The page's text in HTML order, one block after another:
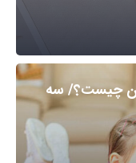
چیست؟/ سه